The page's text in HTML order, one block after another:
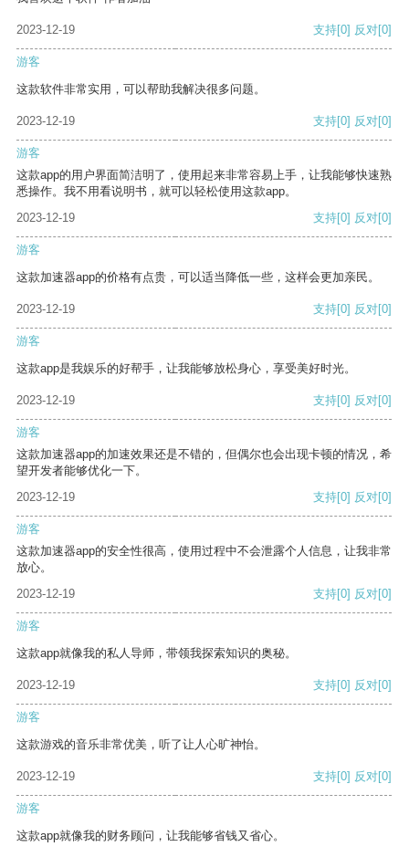
2023-12-19 支持[0] 反对[0]
游客
这款软件非常实用，可以帮助我解决很多问题。
2023-12-19 支持[0] 反对[0]
游客
这款app的用户界面简洁明了，使用起来非常容易上手，让我能够快速熟
悉操作。我不用看说明书，就可以轻松使用这款app。
2023-12-19
支持[0] 反对[0]
游客
这款加速器app的价格有点贵，可以适当降低一些，这样会更加亲民。
2023-12-19 支持[0] 反对[0]
游客
这款app是我娱乐的好帮手，让我能够放松身心，享受美好时光。
2023-12-19 支持[0] 反对[0]
游客
这款加速器app的加速效果还是不错的，但偶尔也会出现卡顿的情况，希
望开发者能够优化一下。
2023-12-19
支持[0] 反对[0]
游客
这款加速器app的安全性很高，使用过程中不会泄露个人信息，让我非常
放心。
2023-12-19
支持[0] 反对[0]
游客
这款app就像我的私人导师，带领我探索知识的奥秘。
2023-12-19 支持[0] 反对[0]
游客
这款游戏的音乐非常优美，听了让人心旷神怡。
2023-12-19 支持[0] 反对[0]
游客
这款app就像我的财务顾问，让我能够省钱又省心。